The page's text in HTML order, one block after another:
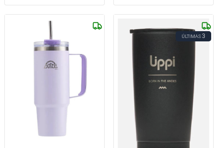
ÚLTIMAS3